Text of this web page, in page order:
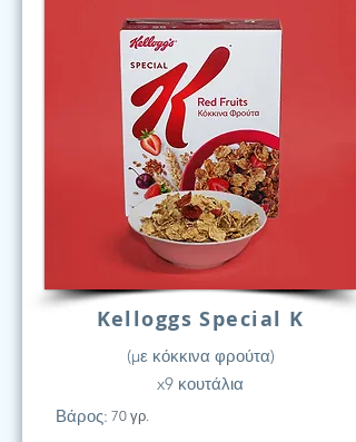
Kelloggs Special K
(με κόκκινα φρούτα)
x9 κουτάλια
Βάρος: 70 γρ.